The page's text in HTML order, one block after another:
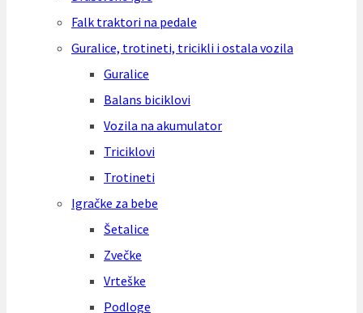
Falk traktori na pedale
Guralice, trotineti, tricikli i ostala vozila
Guralice
Balans biciklovi
Vozila na akumulator
Triciklovi
Trotineti
Igračke za bebe
Šetalice
Zvečke
Vrteške
Podloge